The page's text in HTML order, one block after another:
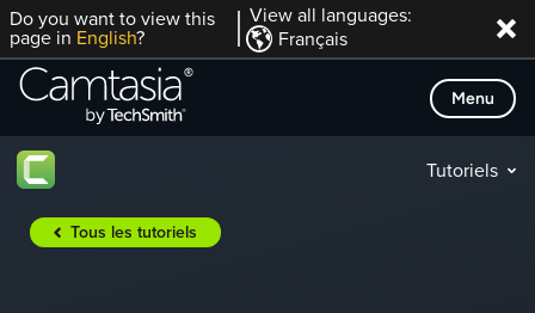
Passer
directement
contenu
Do you want to view this
page in English?
View all languages:
Français
Menu
Tutoriels
Tous les tutoriels